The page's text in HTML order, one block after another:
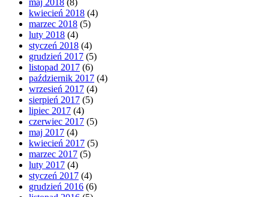
kwiecień 2018 (4)
marzec 2018 (5)
luty 2018 (4)
styczeń 2018 (4)
grudzień 2017 (5)
listopad 2017 (6)
październik 2017 (4)
wrzesień 2017 (4)
sierpień 2017 (5)
lipiec 2017 (4)
czerwiec 2017 (5)
maj 2017 (4)
kwiecień 2017 (5)
marzec 2017 (5)
luty 2017 (4)
styczeń 2017 (4)
grudzień 2016 (6)